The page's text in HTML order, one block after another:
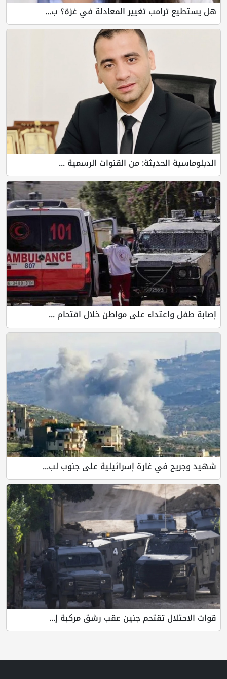
هل يستطيع ترامب تغيير المعادلة في غزة؟ ب...
الدبلوماسية الحديثة: من القنوات الرسمية ...
إصابة طفل واعتداء على مواطن خلال اقتحام ...
شهيد وجريح في غارة إسرائيلية على جنوب لب...
قوات الاحتلال تقتحم جنين عقب رشق مركبة إ...